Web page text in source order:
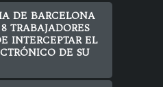
DE BARCELONA
TRABAJADORES
INTERCEPTAR EL
DE SU